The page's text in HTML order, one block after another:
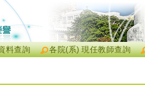
各院(系) 現任教師查詢
料查詢